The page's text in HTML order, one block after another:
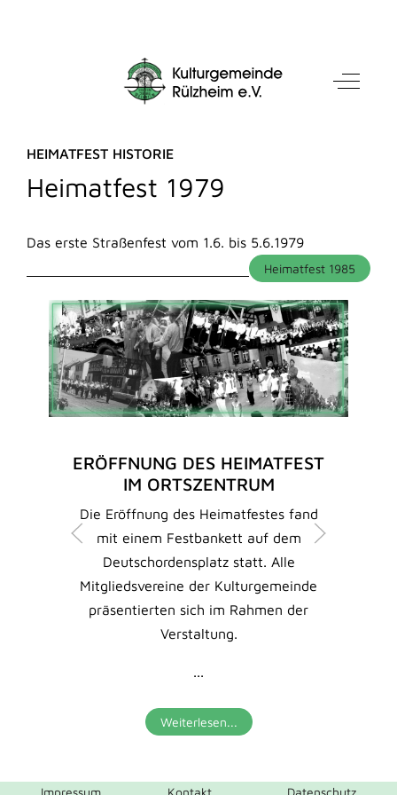
Mobile Menu Toggle Off-
HEIMATFEST HISTORIE
Heimatfest 1979
Das erste Straßenfest vom 1.6. bis 5.6.1979
Heimatfest 1985
ERÖFFNUNG DES HEIMATFEST
IM ORTSZENTRUM
Die Eröffnung des Heimatfestes fand
mit einem Festbankett auf dem
Deutschordensplatz statt. Alle
Mitgliedsvereine der Kulturgemeinde
präsentierten sich im Rahmen der
Verstaltung.
...
Weiterlesen...
Impressum Kontakt Datenschutz